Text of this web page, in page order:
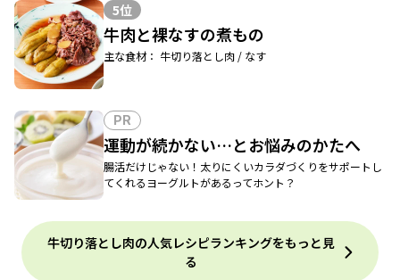
5位
牛肉と裸なすの煮もの
主な食材： 牛切り落とし肉 / なす
PR
運動が続かない…とお悩みのかたへ
腸活だけじゃない！太りにくいカラダづくりをサポートし
てくれるヨーグルトがあるってホント？
牛切り落とし肉の人気レシピランキングをもっと見
る